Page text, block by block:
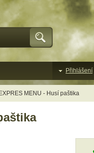
MENU - Husí paštika
Přihlášení